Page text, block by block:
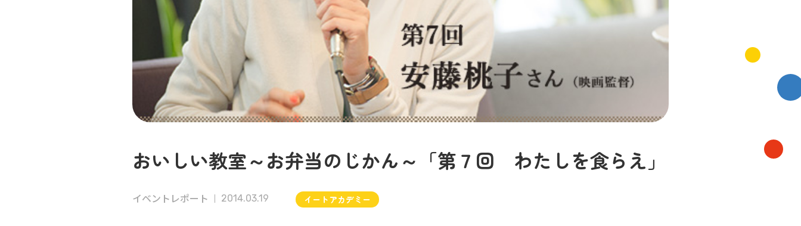
おいしい教室～お弁当のじかん～「第７回 わたしを食らえ」
イベントレポート 2014.03.19 イートアカデミー